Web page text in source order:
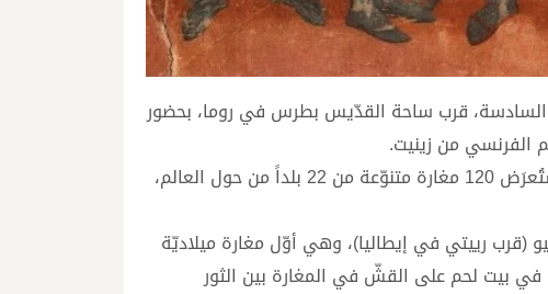
السادسة، قرب ساحة القدّيس بطرس في روما، بحضور
الفرنسي من زينيت.
في التفاصيل، سيجمع هذا المعرض أعمال العديد من الفنّانين الذين مثّلوا المغارة: ستُعرَض 120 مغارة متنوّعة من 22 بلداً من حول العالم،
بذكرى مرور 800 سنة على مغارة غريتشيو (قرب رييتي في إيطاليا)، وهي أوّل مغارة ميلاديّة
كيف وُضع الطفل في بيت لحم على القشّ في المغارة بين الثور